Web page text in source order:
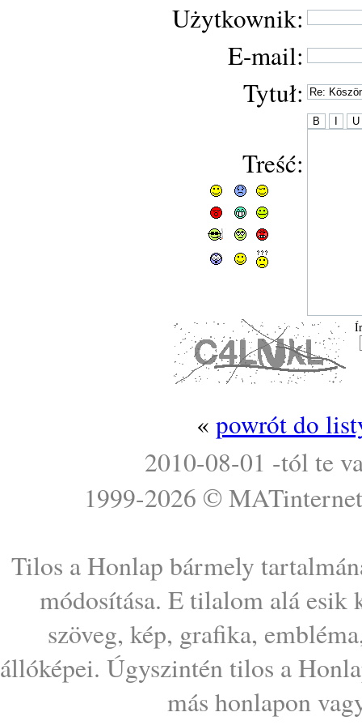
Użytkownik:
E-mail:
Tytuł:
Treść:
« powrót do
2010-08-01 -tól te
1999-2026 © MATinternet
Tilos a Honlap bármely
módosítása. E tilalom alá esik
szöveg, kép, grafika,
állóképei. Úgyszintén tilos a
más honlapon